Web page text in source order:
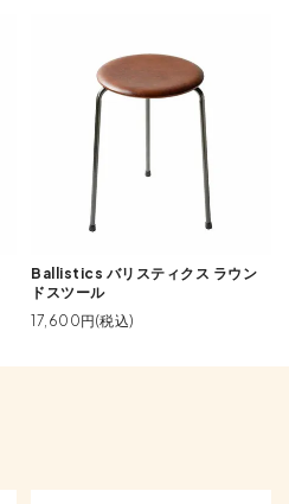
Ballistics バリスティクス ラウン
ドスツール
17,600円(税込)